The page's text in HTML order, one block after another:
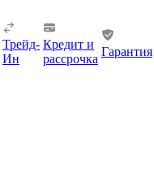
Трейд-
Ин
Кредит и
рассрочка
Гарантия